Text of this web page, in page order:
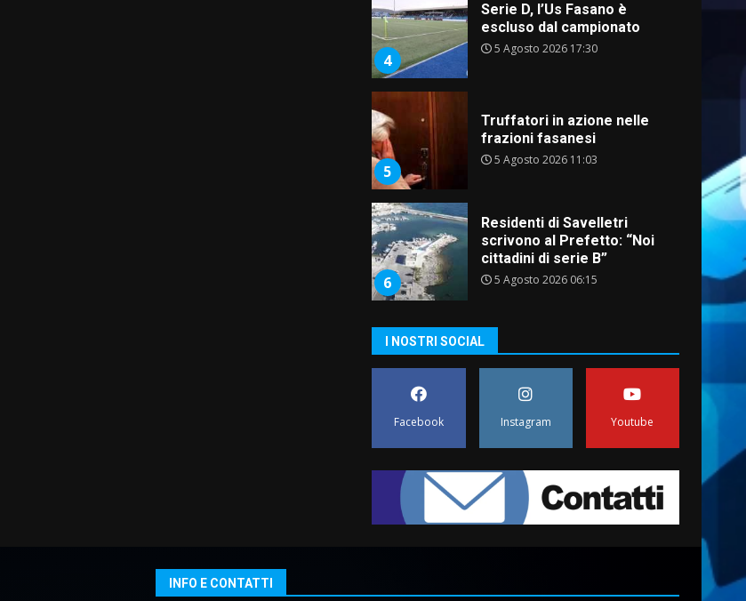
4
Serie D, l’Us Fasano è
escluso dal campionato
5 Agosto 2026 17:30
5
Truffatori in azione nelle
frazioni fasanesi
5 Agosto 2026 11:03
6
Residenti di Savelletri
scrivono al Prefetto: “Noi
cittadini di serie B”
5 Agosto 2026 06:15
Pesce Spada: appuntamento
a sabato 8 agosto
5 Agosto 2026 06:10
pronta a tornare in Consiglio
comunale
6 Agosto 2026 08:00
I NOSTRI SOCIAL
Facebook Instagram Youtube
INFO E CONTATTI